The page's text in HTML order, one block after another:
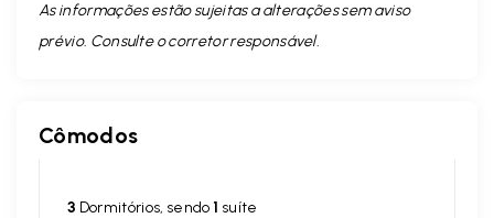
As informações estão sujeitas a alterações sem aviso
prévio. Consulte o corretor responsável.
Cômodos
3 Dormitórios, sendo1 suíte